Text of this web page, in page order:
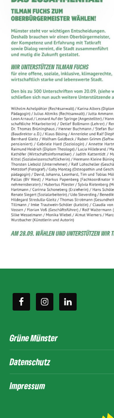
Grüne Münster
Datenschutz
Impressum